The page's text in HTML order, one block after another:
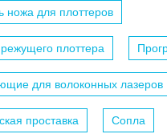
ножа для плоттеров
плоттера
для волоконных лазеров
проставка Сопла